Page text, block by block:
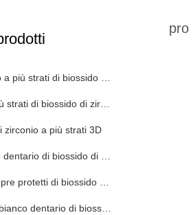
zirconio a più strati 3D
pro